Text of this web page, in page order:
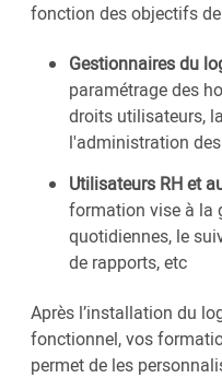
fonction des objectifs
Gestionnaires du
paramétrage des
droits utilisateurs,
l'administration
Utilisateurs RH et
formation vise à la
quotidiennes, le
de rapports, etc
Après l’installation du
fonctionnel, vos
permet de les